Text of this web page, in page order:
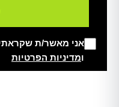
אני מאשר/ת
ומדיניות הפרטיות